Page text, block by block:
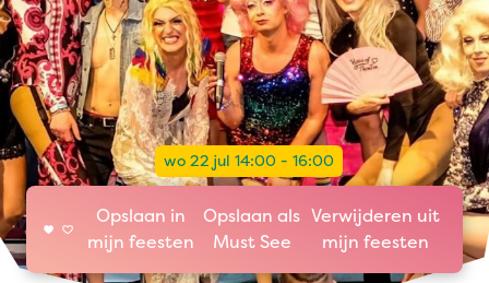
wo 22 jul 14:00 - 16:00
Opslaan in
mijn feesten
Opslaan als
Must See
Verwijderen uit
mijn feesten